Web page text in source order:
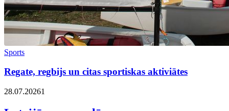
Sports
Regate, regbijs un citas sportiskas aktiviātes
28.07.20261